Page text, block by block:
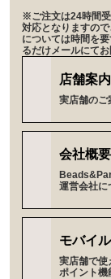
※ご注文は24時間
対応となりますの
については時間を
るだけメールにてお
店舗案内
実店舗のご
会社概要
運営会社に
モバイ
実店舗で使
ポイント機